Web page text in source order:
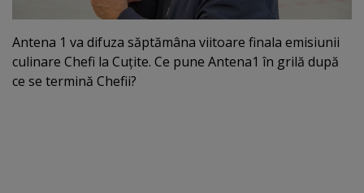
Antena 1 va difuza săptămâna viitoare finala emisiunii
culinare Chefi la Cuţite. Ce pune Antena1 în grilă după
ce se termină Chefii?